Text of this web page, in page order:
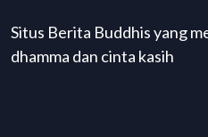
Situs Berita Buddhis yang
dhamma dan cinta kasih